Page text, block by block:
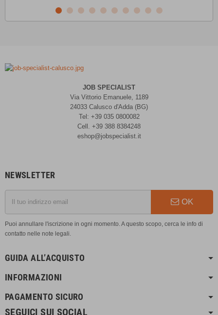
JOB SPECIALIST
Via Vittorio Emanuele, 1189
24033 Calusco d'Adda (BG)
Tel: +39 035 0800082
Cell. +39 388 8384248
eshop@jobspecialist.it
NEWSLETTER
OK
Puoi annullare l'iscrizione in ogni momento. A questo scopo, cerca le info di
contatto nelle note legali.
GUIDA ALL’ACQUISTO
INFORMAZIONI
PAGAMENTO SICURO
SEGUICI SUI SOCIAL